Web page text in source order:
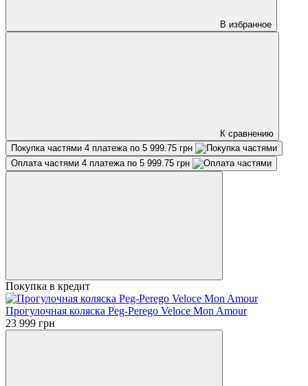
В избранное
К сравнению
Покупка частями 4 платежа по 5 999.75 грн
Оплата частями 4 платежа по 5 999.75 грн
Покупка в кредит
Прогулочная коляска Peg-Perego Veloce Mon Amour
23 999 грн